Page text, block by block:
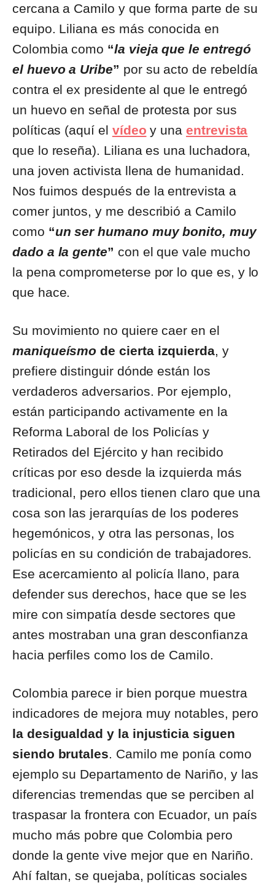
cercana a Camilo y que forma parte de su
equipo. Liliana es más conocida en
Colombia como “la vieja que le entregó
el huevo a Uribe” por su acto de rebeldía
contra el ex presidente al que le entregó
un huevo en señal de protesta por sus
políticas (aquí el vídeo y unaentrevista
que lo reseña). Liliana es una luchadora,
una joven activista llena de humanidad.
Nos fuimos después de la entrevista a
comer juntos, y me describió a Camilo
como “un ser humano muy bonito, muy
dado a la gente” con el que vale mucho
la pena comprometerse por lo que es, y lo
que hace.
Su movimiento no quiere caer en el
maniqueísmo de cierta izquierda, y
prefiere distinguir dónde están los
verdaderos adversarios. Por ejemplo,
están participando activamente en la
Reforma Laboral de los Policías y
Retirados del Ejército y han recibido
críticas por eso desde la izquierda más
tradicional, pero ellos tienen claro que una
cosa son las jerarquías de los poderes
hegemónicos, y otra las personas, los
policías en su condición de trabajadores.
Ese acercamiento al policía llano, para
defender sus derechos, hace que se les
mire con simpatía desde sectores que
antes mostraban una gran desconfianza
hacia perfiles como los de Camilo.
Colombia parece ir bien porque muestra
indicadores de mejora muy notables, pero
la desigualdad y la injusticia siguen
siendo brutales. Camilo me ponía como
ejemplo su Departamento de Nariño, y las
diferencias tremendas que se perciben al
traspasar la frontera con Ecuador, un país
mucho más pobre que Colombia pero
donde la gente vive mejor que en Nariño.
Ahí faltan, se quejaba, políticas sociales